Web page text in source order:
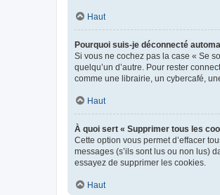
Haut
Pourquoi suis-je déconnecté
Si vous ne cochez pas la case « Se
quelqu’un d’autre. Pour rester
comme une librairie, un cybercafé,
Haut
À quoi sert « Supprimer tous les
Cette option vous permet d’effacer
messages (s’ils sont lus ou non lus)
essayez de supprimer les cookies.
Haut